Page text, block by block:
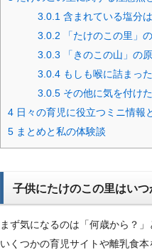
3.0.1 含まれている塩分
3.0.2 「たけのこの里」
3.0.3 「きのこの山」の
3.0.4 もしも喉に詰まっ
3.0.5 その他に気を付け
4 日々の育児に役立つミニ情報
5 まとめと私の体験談
子供にたけのこの里はいつ
まず気になるのは「何歳から？
いくつかの育児サイトや離乳食